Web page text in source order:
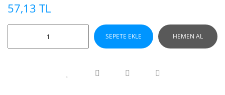
57,13 TL
SEPETE EKLE HEMEN AL